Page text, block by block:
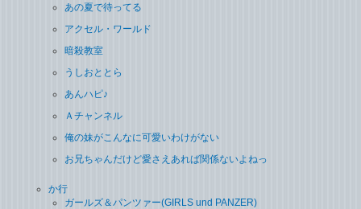
あの夏で待ってる
アクセル・ワールド
暗殺教室
うしおととら
あんハピ♪
Ａチャンネル
俺の妹がこんなに可愛いわけがない
お兄ちゃんだけど愛さえあれば関係ないよねっ
か行
ガールズ＆パンツァー(GIRLS und PANZER)